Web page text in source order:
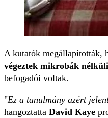
A kutatók megállapították,
végeztek mikrobák
befogadói voltak.
"Ez a tanulmány azért
hangoztatta David Kaye